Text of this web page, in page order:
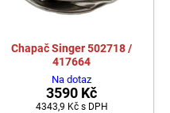
Chapač Singer 502718 /
417664
Na dotaz
3590 Kč
4343,9 Kč s DPH